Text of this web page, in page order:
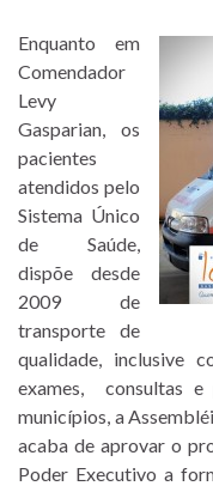
Enquanto em
Comendador
Levy
Gasparian, os
pacientes
atendidos pelo
Sistema Único
de Saúde,
dispõe desde
2009 de
transporte de
qualidade, inclusive
exames, consultas e
municípios, a
acaba de aprovar o
Poder Executivo a